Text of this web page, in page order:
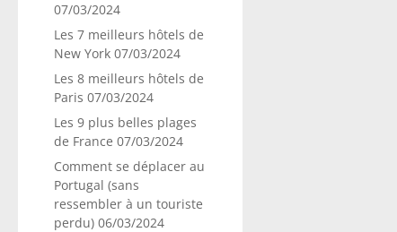
07/03/2024
Les 7 meilleurs hôtels de
New York 07/03/2024
Les 8 meilleurs hôtels de
Paris 07/03/2024
Les 9 plus belles plages
de France 07/03/2024
Comment se déplacer au
Portugal (sans
ressembler à un touriste
perdu) 06/03/2024